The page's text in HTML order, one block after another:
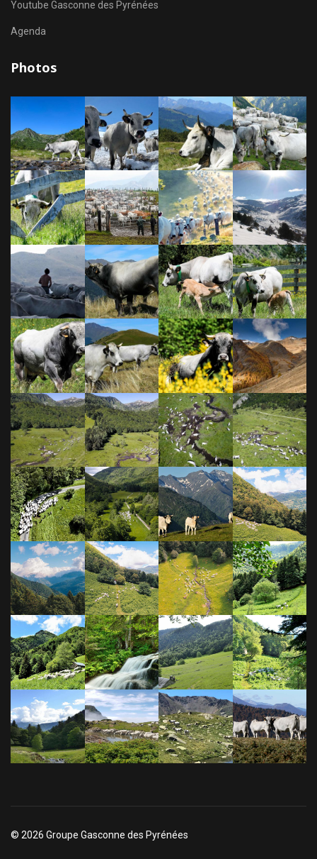
Youtube Gasconne des Pyrénées
Agenda
Photos
© 2026 Groupe Gasconne des Pyrénées